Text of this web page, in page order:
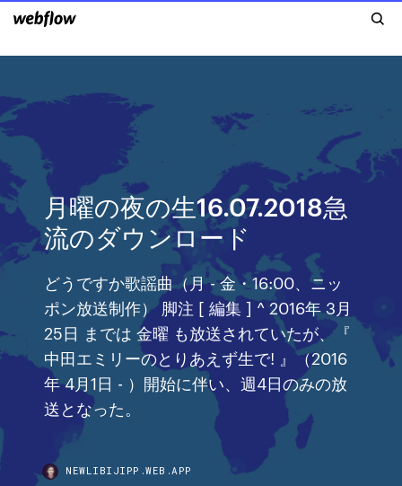
月曜の夜の生16.07.2018急
流のダウンロード
どうですか歌謡曲（月 - 金・16:00、ニッ
ポン放送制作） 脚注 [ 編集 ] ^ 2016年 3月
25日 までは 金曜 も放送されていたが、『
中田エミリーのとりあえず生で! 』（2016
年 4月1日 - ）開始に伴い、週4日のみの放
送となった。
NEWLIBIJIPP.WEB.APP